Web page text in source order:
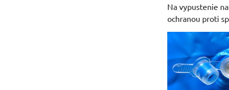
Na vypustenie
ochranou proti